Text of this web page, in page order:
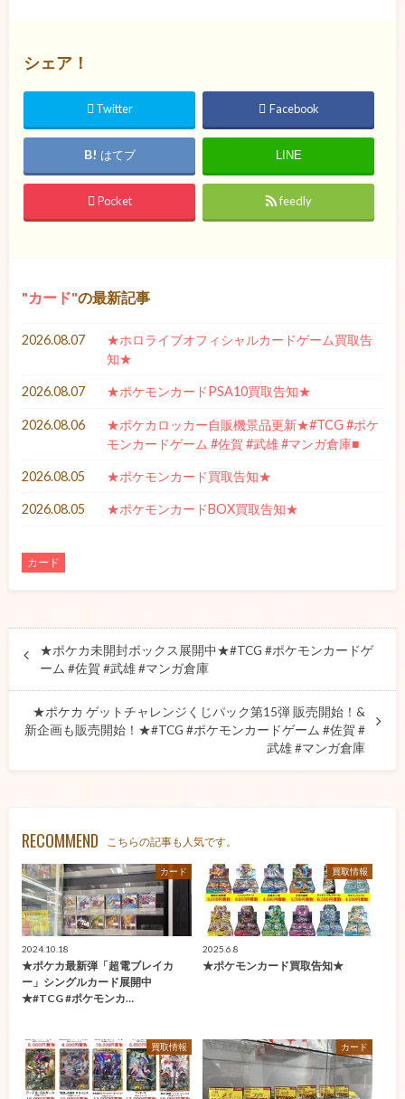
シェア！
Twitter Facebook
はてブ LINE
Pocket feedly
カード の最新記事
2026.08.07
★ホロライブオフィシャルカードゲーム買取告
知★
2026.08.07 ★ポケモンカードPSA10買取告知★
2026.08.06
★ポケカロッカー自販機景品更新★#TCG #ポケ
モンカードゲーム #佐賀 #武雄 #マンガ倉庫■
2026.08.05 ★ポケモンカード買取告知★
2026.08.05 ★ポケモンカードBOX買取告知★
カード
★ポケカ未開封ボックス展開中★#TCG #ポケモンカードゲ
ーム #佐賀 #武雄 #マンガ倉庫
★ポケカ ゲットチャレンジくじパック第15弾 販売開始！&
新企画も販売開始！★#TCG #ポケモンカードゲーム #佐賀 #
武雄 #マンガ倉庫
RECOMMEND こちらの記事も人気です。
カード
2024.10.18
★ポケカ最新弾「超電ブレイカ
ー」シングルカード展開中
★#TCG #ポケモンカ…
買取情報
2025.6.8
★ポケモンカード買取告知★
買取情報 カード